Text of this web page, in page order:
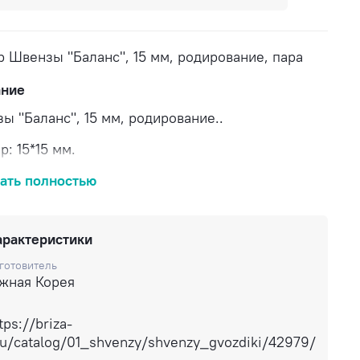
Швензы "Баланс", 15 мм, родирование, пара
"Баланс", 15 мм, родирование..
15*15 мм.
сплав на основе латуни, родирование.
гр (пара).
за пару.
по России.
полностью
Корея
briza-
catalog/01_shvenzy/shvenzy_gvozdiki/42979/